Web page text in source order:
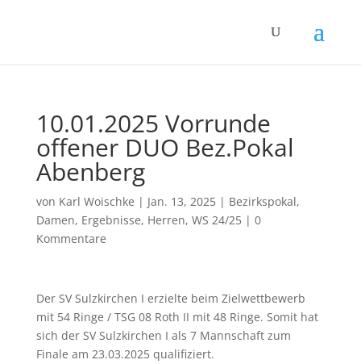
10.01.2025 Vorrunde
offener DUO Bez.Pokal
Abenberg
von Karl Woischke | Jan. 13, 2025| Bezirkspokal,
Damen, Ergebnisse, Herren, WS 24/25| 0
Kommentare
Der SV Sulzkirchen I erzielte beim Zielwettbewerb
mit 54 Ringe / TSG 08 Roth II mit 48 Ringe. Somit hat
sich der SV Sulzkirchen I als 7 Mannschaft zum
Finale am 23.03.2025 qualifiziert.